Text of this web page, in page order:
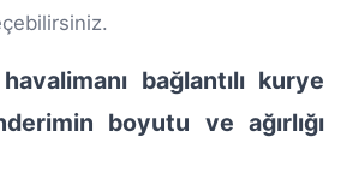
bağlantılı kurye
boyutu ve ağırlığı